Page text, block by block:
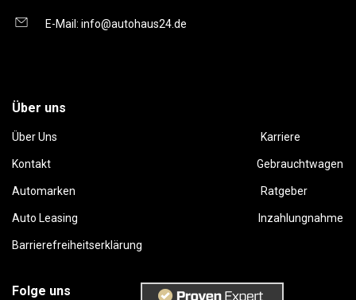
E-Mail: info@autohaus24.de
Über uns
Über Uns Karriere
Kontakt Gebrauchtwagen
Automarken Ratgeber
Auto Leasing Inzahlungnahme
Barrierefreiheitserklärung
Folge uns